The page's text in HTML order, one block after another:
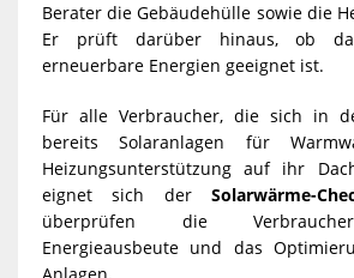
Berater die Gebäudehülle sowie die
Er prüft darüber hinaus, ob
erneuerbare Energien geeignet ist.
Für alle Verbraucher, die sich in
bereits Solaranlagen für
Heizungsunterstützung auf ihr
eignet sich derSolarwärme-
überprüfen die
Energieausbeute und das